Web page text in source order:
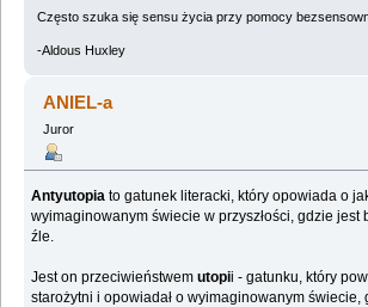
Często szuka się sensu życia przy pomocy
-Aldous Huxley
ANIEL-a
Juror
Antyutopia to gatunek literacki, który opowiada o
wyimaginowanym świecie w przyszłości, gdzie jest
źle.
Jest on przeciwieństwemutopii - gatunku, który
starożytni i opowiadał o wyimaginowanym świecie,